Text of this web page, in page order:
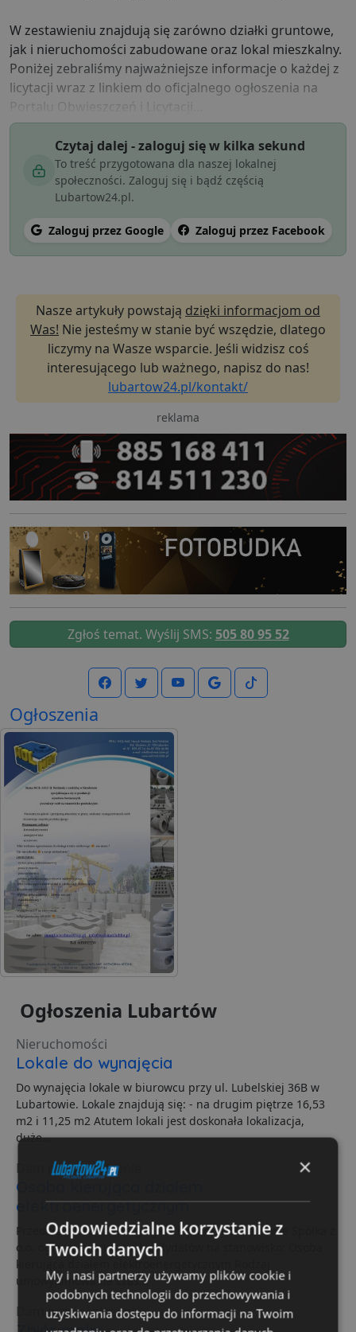
W zestawieniu znajdują się zarówno działki gruntowe,
jak i nieruchomości zabudowane oraz lokal mieszkalny.
Poniżej zebraliśmy najważniejsze informacje o każdej z
licytacji wraz z linkiem do oficjalnego ogłoszenia na
Portalu Obwieszczeń i Licytacji…
Czytaj dalej - zaloguj się w kilka sekund
To treść przygotowana dla naszej lokalnej
społeczności. Zaloguj się i bądź częścią
Lubartow24.pl.
Zaloguj przez Google Zaloguj przez Facebook
Nasze artykuły powstają dzięki informacjom od
Was! Nie jesteśmy w stanie być wszędzie, dlatego
liczymy na Wasze wsparcie. Jeśli widzisz coś
interesującego lub ważnego, napisz do nas!
lubartow24.pl/kontakt/
reklama
Zgłoś temat. Wyślij SMS: 505 80 95 52
Ogłoszenia
Ogłoszenia Lubartów
Nieruchomości
Lokale do wynajęcia
Do wynajęcia lokale w biurowcu przy ul. Lubelskiej 36B w
Lubartowie. Lokale znajdują się: - na drugim piętrze 16,53
m2 i 11,25 m2 Atutem lokali jest doskonała lokalizacja,
duże...
Dam pracę / zlecenie
Osoba kierująca działem
elektroenergetycznym
Przedsiębiorstwo Energetyki Cieplnej w Lubartowie Spółka z
o.o. ogłasza rekrutację kandydatów na stanowisko: Osoba
kierująca działem elektroenergetycznym Rodzaj
umowy:umowa na czas...
Dam pracę / zlecenie
×
Odpowiedzialne korzystanie z
Twoich danych
My i nasi partnerzy używamy plików cookie i
podobnych technologii do przechowywania i
uzyskiwania dostępu do informacji na Twoim